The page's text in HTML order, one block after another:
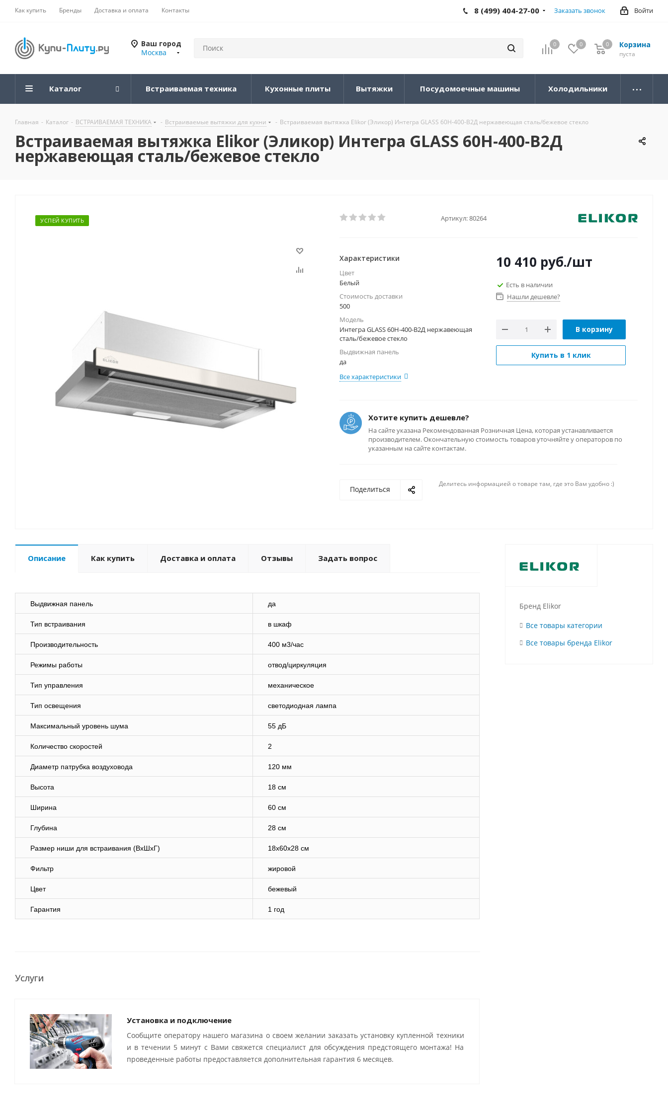
Как купить Бренды Доставка и оплата Контакты Войти
8 (499) 404-27-00 Заказать звонок
Ваш город
Москва
0 0 Корзина
0
пуста
0
Каталог Встраиваемая техника Кухонные плиты Вытяжки Посудомоечные машины Холодильники
Главная - Каталог - ВСТРАИВАЕМАЯ ТЕХНИКА - Встраиваемые вытяжки для кухни - Встраиваемая вытяжка Elikor (Эликор) Интегра GLASS 60Н-400-В2Д нержавеющая сталь/бежевое стекло
Встраиваемая вытяжка Elikor (Эликор) Интегра GLASS 60Н-400-В2Д
нержавеющая сталь/бежевое стекло
УСПЕЙ КУПИТЬ Артикул:80264
Характеристики
Цвет
Белый
Стоимость доставки
500
Модель
Интегра GLASS 60Н-400-В2Д нержавеющая
сталь/бежевое стекло
Выдвижная панель
да
Все характеристики
10 410 руб./шт
Есть в наличии
Нашли дешевле?
В корзину
Купить в 1 клик
Хотите купить дешевле?
На сайте указана Рекомендованная Розничная Цена, которая устанавливается
производителем. Окончательную стоимость товаров уточняйте у операторов по
указанным на сайте контактам.
Поделиться
Делитесь информацией о товаре там, где это Вам удобно :)
Описание Как купить Доставка и оплата Отзывы Задать вопрос
Выдвижная панель да
Тип встраивания в шкаф
Производительность 400 м3/час
Режимы работы отвод/циркуляция
Тип управления механическое
Тип освещения светодиодная лампа
Максимальный уровень шума 55 дБ
Количество скоростей 2
Диаметр патрубка воздуховода 120 мм
Высота 18 см
Ширина 60 см
Глубина 28 см
Размер ниши для встраивания (ВхШхГ) 18х60х28 см
Фильтр жировой
Цвет бежевый
Гарантия 1 год
Услуги
Установка и подключение
Сообщите оператору нашего магазина о своем желании заказать установку купленной техники
и в течении 5 минут с Вами свяжется специалист для обсуждения предстоящего монтажа! На
проведенные работы предоставляется дополнительная гарантия 6 месяцев.
Бренд Elikor
Все товары категории
Все товары бренда Elikor